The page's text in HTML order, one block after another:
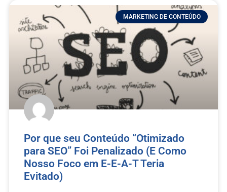
MARKETING DE CONTEÚDO
Por que seu Conteúdo “Otimizado
para SEO” Foi Penalizado (E Como
Nosso Foco em E-E-A-T Teria
Evitado)